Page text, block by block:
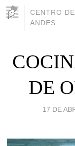
CENTRO
ANDES
DE
17 DE